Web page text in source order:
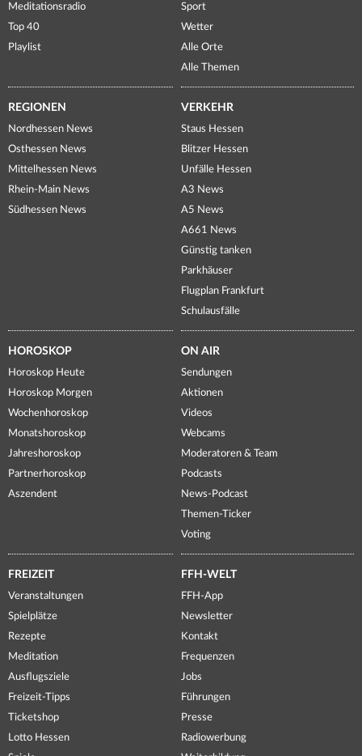
Meditationsradio
Top 40
Playlist
Sport
Wetter
Alle Orte
Alle Themen
REGIONEN
Nordhessen News
Osthessen News
Mittelhessen News
Rhein-Main News
Südhessen News
VERKEHR
Staus Hessen
Blitzer Hessen
Unfälle Hessen
A3 News
A5 News
A661 News
Günstig tanken
Parkhäuser
Flugplan Frankfurt
Schulausfälle
HOROSKOP
Horoskop Heute
Horoskop Morgen
Wochenhoroskop
Monatshoroskop
Jahreshoroskop
Partnerhoroskop
Aszendent
ON AIR
Sendungen
Aktionen
Videos
Webcams
Moderatoren & Team
Podcasts
News-Podcast
Themen-Ticker
Voting
FREIZEIT
Veranstaltungen
Spielplätze
Rezepte
Meditation
Ausflugsziele
Freizeit-Tipps
Ticketshop
Lotto Hessen
FFH-WELT
FFH-App
Newsletter
Kontakt
Frequenzen
Jobs
Führungen
Presse
Radiowerbung